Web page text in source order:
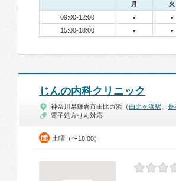
月 火
09:00-12:00 ● ●
15:00-18:00 ● ●
じんの内科クリニック
神奈川県鎌倉市由比ガ浜（由比ヶ浜駅 長
電子処方せん対応
土曜（〜18:00）